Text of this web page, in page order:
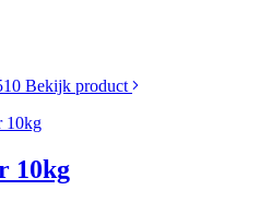
Bekijk product
10kg